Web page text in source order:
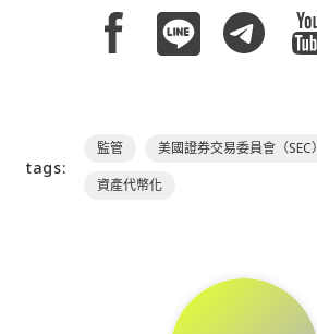
tags:
監管 美國證券交易委員會（SEC）
資產代幣化